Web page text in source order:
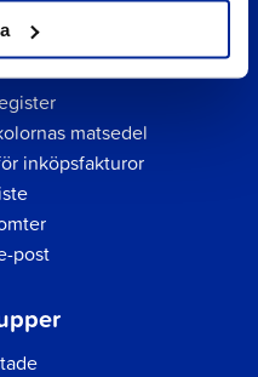
matsedel
inköpsfakturor
post